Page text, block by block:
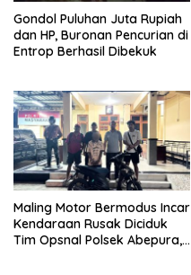
Gondol Puluhan Juta Rupiah
dan HP, Buronan Pencurian di
Entrop Berhasil Dibekuk
Maling Motor Bermodus Incar
Kendaraan Rusak Diciduk
Tim Opsnal Polsek Abepura,